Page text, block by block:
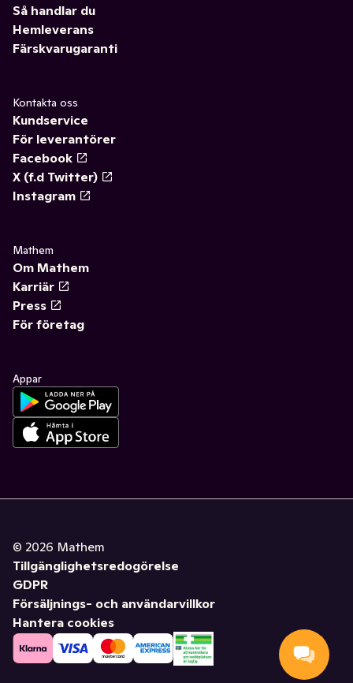
Så handlar du
Hemleverans
Färskvarugaranti
Kontakta oss
Kundservice
För leverantörer
Facebook
X (f.d Twitter)
Instagram
Mathem
Om Mathem
Karriär
Press
För företag
Appar
© 2026 Mathem
Tillgänglighetsredogörelse
GDPR
Försäljnings- och användarvillkor
Hantera cookies